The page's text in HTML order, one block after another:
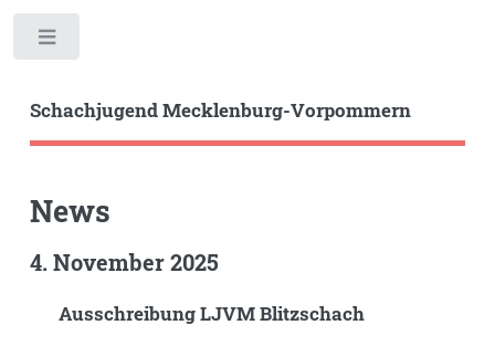
Schachjugend Mecklenburg-Vorpommern
News
4. November 2025
Ausschreibung LJVM Blitzschach